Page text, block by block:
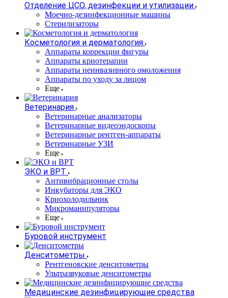
Отделение ЦСО, дезинфекции и утилизации
Моечно-дезинфекционные машины
Стерилизаторы
Косметология и дерматология
Аппараты коррекции фигуры
Аппараты криотерапии
Аппараты неинвазивного омоложения
Аппараты по уходу за лицом
Еще
Ветеринария
Ветеринарные анализаторы
Ветеринарные видеоэндоскопы
Ветеринарные рентген-аппараты
Ветеринарные УЗИ
Еще
ЭКО и ВРТ
Антивибрационные столы
Инкубаторы для ЭКО
Криохолодильник
Микроманипуляторы
Еще
Буровой инструмент
Денситометры
Рентгеновские денситометры
Ультразвуковые денситометры
Медицинские дезинфицирующие средства